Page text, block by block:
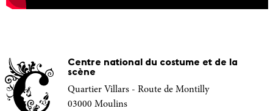
Centre national du costume et de la
scène
Quartier Villars - Route de Montilly
03000 Moulins